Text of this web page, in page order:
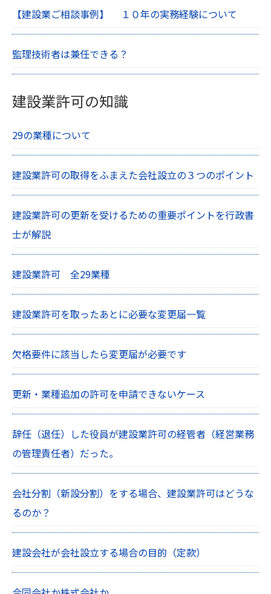
【建設業ご相談事例】 １０年の実務経験について
監理技術者は兼任できる？
建設業許可の知識
29の業種について
建設業許可の取得をふまえた会社設立の３つのポイント
建設業許可の更新を受けるための重要ポイントを行政書
士が解説
建設業許可 全29業種
建設業許可を取ったあとに必要な変更届一覧
欠格要件に該当したら変更届が必要です
更新・業種追加の許可を申請できないケース
辞任（退任）した役員が建設業許可の経管者（経営業務
の管理責任者）だった。
会社分割（新設分割）をする場合、建設業許可はどうな
るのか？
建設会社が会社設立する場合の目的（定款）